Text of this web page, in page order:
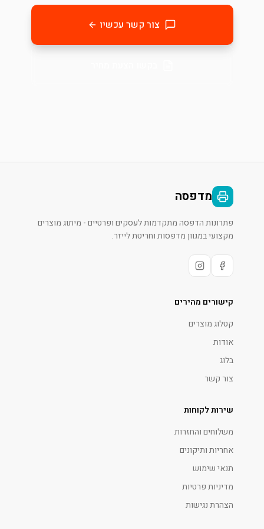
צור קשר עכשיו
מדפסה
פתרונות הדפסה מתקדמות לעסקים ופרטיים - מיתוג מוצרים
מקצועי במגוון מדפסות וחריטת לייזר.
קישורים מהירים
קטלוג מוצרים
אודות
בלוג
צור קשר
שירות לקוחות
משלוחים והחזרות
אחריות ותיקונים
תנאי שימוש
מדיניות פרטיות
הצהרת נגישות